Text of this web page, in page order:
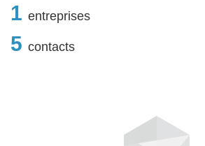
1 entreprises
5 contacts